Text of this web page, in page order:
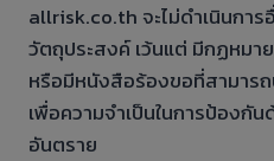
allrisk.co.th จะไม่ดำเนินการ
วัตถุประสงค์ เว้นแต่ มีกฏหม
หรือมีหนังสือร้องขอที่สามาร
เพื่อความจำเป็นในการป้องกั
อันตราย